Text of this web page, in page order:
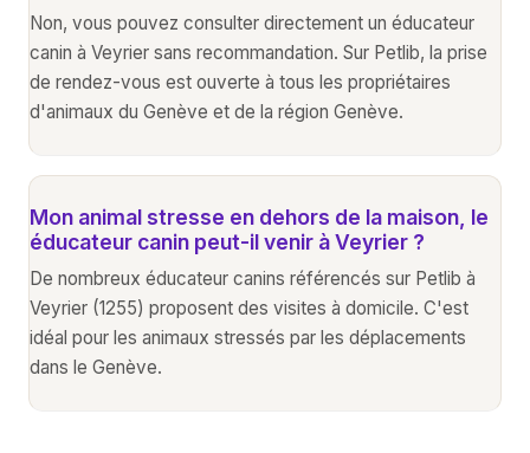
Non, vous pouvez consulter directement un éducateur
canin à Veyrier sans recommandation. Sur Petlib, la prise
de rendez-vous est ouverte à tous les propriétaires
d'animaux du Genève et de la région Genève.
Mon animal stresse en dehors de la maison, le
éducateur canin peut-il venir à Veyrier ?
De nombreux éducateur canins référencés sur Petlib à
Veyrier (1255) proposent des visites à domicile. C'est
idéal pour les animaux stressés par les déplacements
dans le Genève.